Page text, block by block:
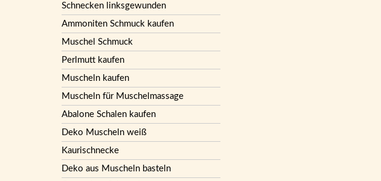
Schnecken linksgewunden
Ammoniten Schmuck kaufen
Muschel Schmuck
Perlmutt kaufen
Muscheln kaufen
Muscheln für Muschelmassage
Abalone Schalen kaufen
Deko Muscheln weiß
Kaurischnecke
Deko aus Muscheln basteln